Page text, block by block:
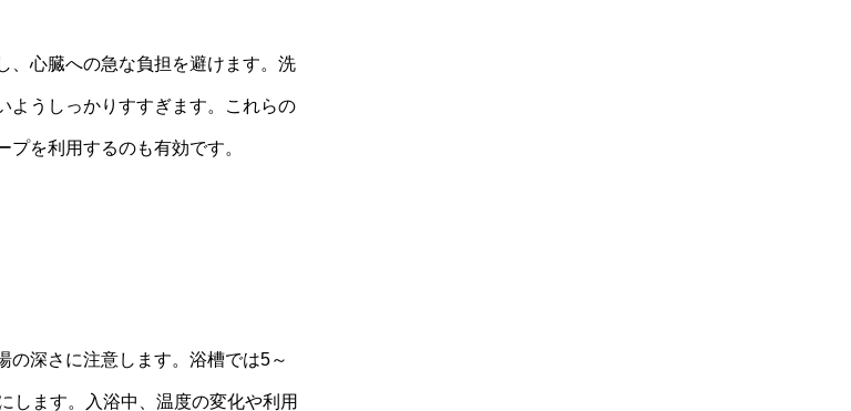
、心臓への急な負担を避けます。洗
ようしっかりすすぎます。これらの
を利用するのも有効です。
の深さに注意します。浴槽では5～
します。入浴中、温度の変化や利用